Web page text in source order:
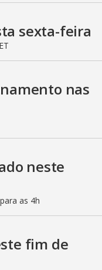
sexta-feira
nas
neste
as 4h
fim de